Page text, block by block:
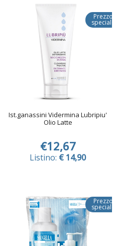
Prezzo
Ist.ganassini Vidermina Lubripiu'
Olio Latte
€12,67
Listino: € 14,90
Prezzo